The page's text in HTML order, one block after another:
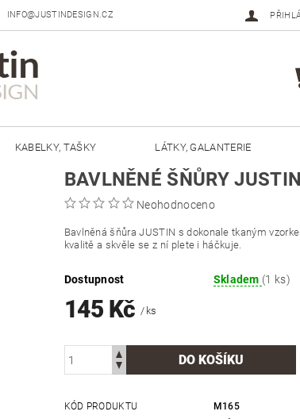
INFO@JUSTINDESIGN.CZ
KABELKY, TAŠKY LÁTKY, GALANTERIE
ŠŇŮRY JUSTIN 5 MM DOPLŇKY, KOMPONENTY
BAVLNĚNÉ ŠŇŮRY
Neohodnoceno
Bavlněná šňůra JUSTIN s dokonale tkaným
kvalitě a skvěle se z ní plete i háčkuje.
Dostupnost Skladem (1 ks)
145 Kč/ ks
KÓD PRODUKTU
M165